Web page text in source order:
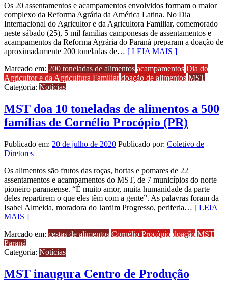
Os 20 assentamentos e acampamentos envolvidos formam o maior
complexo da Reforma Agrária da América Latina. No Dia
Internacional do Agricultor e da Agricultora Familiar, comemorado
neste sábado (25), 5 mil famílias camponesas de assentamentos e
acampamentos da Reforma Agrária do Paraná preparam a doação de
aproximadamente 200 toneladas de… [ LEIA MAIS ]
Marcado em: 200 toneladas de alimentos acampamentos Dia do
Agricultor e da Agricultura Familiar doação de alimentos MST
Categoria: Notícias
MST doa 10 toneladas de alimentos a 500
famílias de Cornélio Procópio (PR)
Publicado em: 20 de julho de 2020 Publicado por: Coletivo de
Diretores
Os alimentos são frutos das roças, hortas e pomares de 22
assentamentos e acampamentos do MST, de 7 municípios do norte
pioneiro paranaense. “É muito amor, muita humanidade da parte
deles repartirem o que eles têm com a gente”. As palavras foram da
Isabel Almeida, moradora do Jardim Progresso, periferia… [ LEIA
MAIS ]
Marcado em: cestas de alimentos Cornélio Procópio doação MST
Paraná
Categoria: Notícias
MST inaugura Centro de Produção